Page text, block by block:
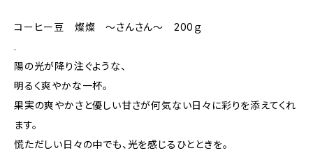
コーヒー豆 燦燦 ～さんさん～ 200ｇ
.
陽の光が降り注ぐような、
明るく爽やかな一杯。
果実の爽やかさと優しい甘さが何気ない日々に彩りを添えてくれ
ます。
慌ただしい日々の中でも、光を感じるひとときを。